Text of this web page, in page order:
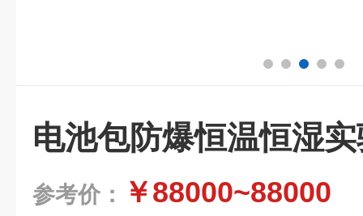
电池包防爆恒温恒湿
参考价： ￥88000~88000